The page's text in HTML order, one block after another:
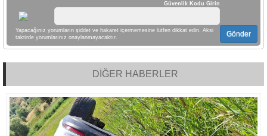
Güvenlik Kodu Girin
Yapacağınız yorumların şiddet ve hakaret içermemesine lütfen dikkat edin. Aksi
taktirde yorumlarınız onaylanmayacaktır.
Gönder
DİĞER HABERLER